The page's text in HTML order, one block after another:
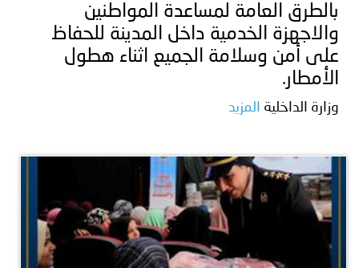
بالطرق العامة لمساعدة المواطنين
والاجهزة الخدمية داخل المدينة للحفاظ
على أمن وسلامة الجميع اثناء هطول
الأمطار.
وزارة الداخلية المزيد